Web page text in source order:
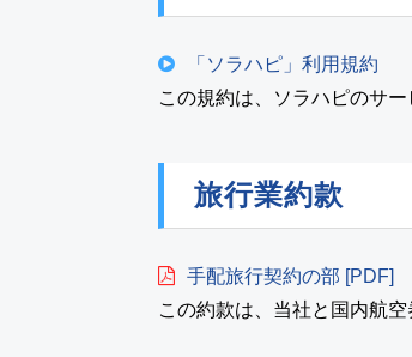
「ソラハピ」利用規約
この規約は、ソラハピのサ
旅行業約款
手配旅行契約の部 [PDF]
この約款は、当社と国内航